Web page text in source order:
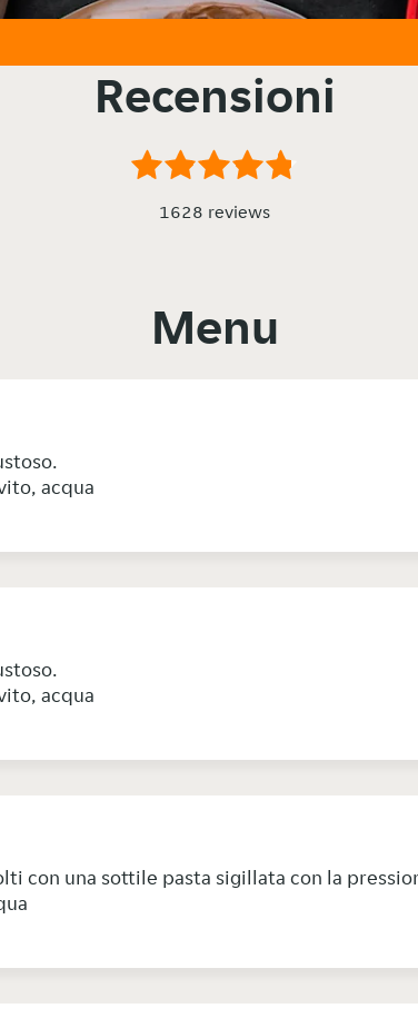
Recensioni
1628 reviews
Menu
acqua
acqua
con una sottile pasta sigillata con la